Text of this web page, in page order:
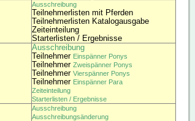
Ausschreibung
Teilnehmerlisten mit Pferden
Teilnehmerlisten Katalogausgabe
Zeiteinteilung
Starterlisten / Ergebnisse
Ausschreibung
Teilnehmer Einspänner Ponys
Teilnehmer Zweispänner Ponys
Teilnehmer Vierspänner Ponys
Teilnehmer Einspänner Para
Zeiteinteilung
Starterlisten / Ergebnisse
Ausschreibung
Ausschreibungsänderung